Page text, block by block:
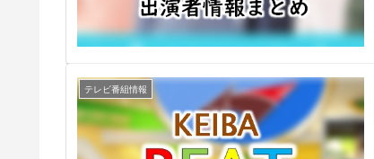
テレビ番組情報